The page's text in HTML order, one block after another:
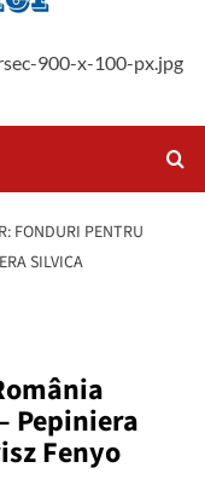
FONDURI PENTRU
SILVICA
Pepiniera
Fenyo